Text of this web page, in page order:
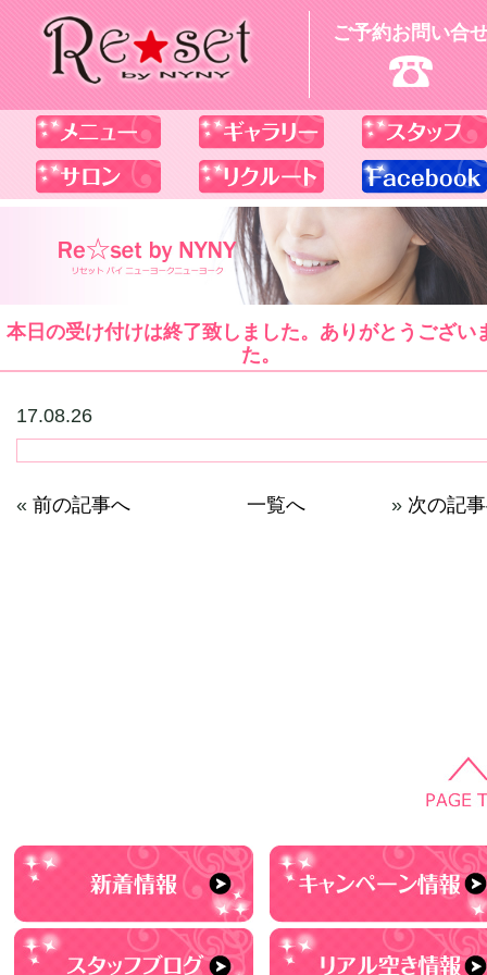
ご予約お問い合
本日の受け付けは終了致しました。ありがとうござい
た。
17.08.26
« 前の記事へ 一覧へ » 次の記